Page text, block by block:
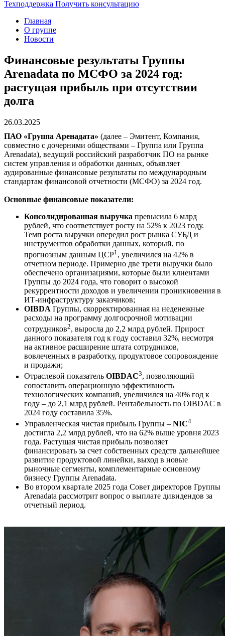
Техподдержка Получить консультацию
Главная
О группе
Новости
Финансовые результаты Группы
Arenadata по МСФО за 2024 год:
растущая прибыль при отсутствии
долга
26.03.2025
ПАО «Группа Аренадата» (далее – Эмитент, Компания,
совместно с дочерними обществами – Группа или Группа
Arenadata), ведущий российский разработчик ПО на рынке
систем управления и обработки данных, объявляет
аудированные финансовые результаты по международным
стандартам финансовой отчетности (МСФО) за 2024 год.
Основные финансовые показатели:
Консолидированная выручка превысила 6 млрд
рублей, что соответствует росту на 52% к 2023 году.
Темп роста выручки опередил рост рынка СУБД и
инструментов обработки данных, который, по
прогнозным данным ЦСР1 , увеличился на 42% в
отчетном периоде. Примерно две трети выручки было
обеспечено организациями, которые были клиентами
Группы до 2024 года, что говорит о высокой
рекуррентности доходов и увеличении проникновения в
ИТ-инфраструктуру заказчиков;
OIBDA Группы, скорректированная на неденежные
расходы на программу долгосрочной мотивации
сотрудников2, выросла до 2,2 млрд рублей. Прирост
данного показателя год к году составил 32%, несмотря
на активное расширение штата сотрудников,
вовлеченных в разработку, продуктовое сопровождение
и продажи;
Отраслевой показатель OIBDAC3, позволяющий
сопоставить операционную эффективность
технологических компаний, увеличился на 40% год к
году – до 2,1 млрд рублей. Рентабельность по OIBDAC в
2024 году составила 35%.
Управленческая чистая прибыль Группы – NIC4
достигла 2,2 млрд рублей, что на 62% выше уровня 2023
года. Растущая чистая прибыль позволяет
финансировать за счет собственных средств дальнейшее
развитие продуктовой линейки, выход в новые
рыночные сегменты, комплементарные основному
бизнесу Группы Arenadata.
Во втором квартале 2025 года Совет директоров Группы
Arenadata рассмотрит вопрос о выплате дивидендов за
отчетный период.